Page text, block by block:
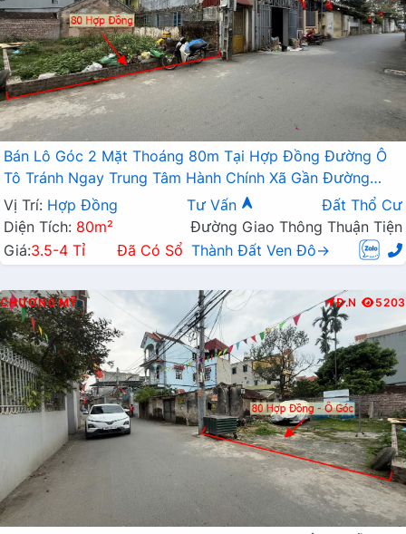
Bán Lô Góc 2 Mặt Thoáng 80m Tại Hợp Đồng Đường Ô
Tô Tránh Ngay Trung Tâm Hành Chính Xã Gần Đường
TL419
Vị Trí: Hợp Đồng Tư Vấn
Đất Thổ Cư
Diện Tích: 80m²
Đường Giao Thông Thuận Tiện
Giá:3.5-4 Tỉ Đã Có Sổ Thành Đất Ven Đô→
CHƯƠNG MỸ Đ.N 5203